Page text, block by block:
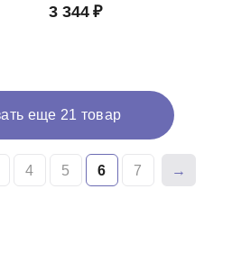
3 344 ₽
еще 21 товар
4 5 6 7